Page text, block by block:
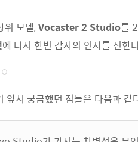
위 모델,Vocaster 2 Studio를
에 다시 한번 감사의 인사를 전한
서 궁금했던 점들은 다음과 같